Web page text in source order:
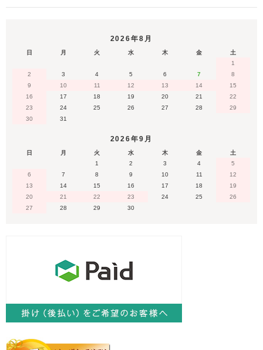
2026年8月
日 月 火 水 木 金
土
1
2
3 4 5 6 7
8
9
10 11 12 13 14
15
16
17 18 19 20 21
22
23
24 25 26 27 28
29
30
31
2026年9月
日 月 火 水 木 金
土
1
2 3 4
5
6
7 8 9 10 11
12
13
14 15 16 17 18
19
20
21 22 23 24 25
26
27
28 29 30